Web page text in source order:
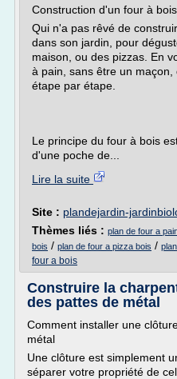
Construction d'un four à
Qui n'a pas rêvé de
dans son jardin, pour
maison, ou des pizzas. En
à pain, sans être un
étape par étape.
Le principe du four à bois
d'une poche de...
Lire la suite
Site : plandejardin-
Thèmes liés : plan de four a
bois / plan de four a pizza bois /
four a bois
Construire la
des pattes de métal
Comment installer une
métal
Une clôture est simplement
séparer votre propriété de